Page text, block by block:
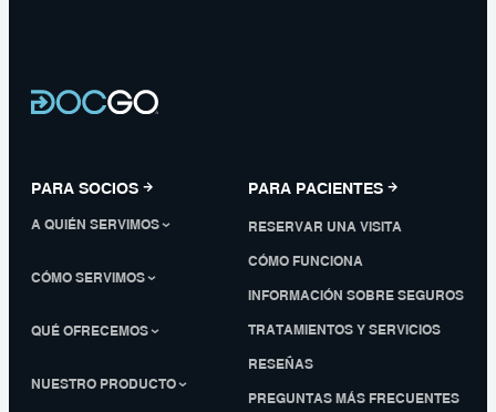
PARA SOCIOS
A QUIÉN SERVIMOS
CÓMO SERVIMOS
QUÉ OFRECEMOS
NUESTRO PRODUCTO
PARA PACIENTES
RESERVAR UNA VISITA
CÓMO FUNCIONA
INFORMACIÓN SOBRE SEGUROS
TRATAMIENTOS Y SERVICIOS
RESEÑAS
PREGUNTAS MÁS FRECUENTES